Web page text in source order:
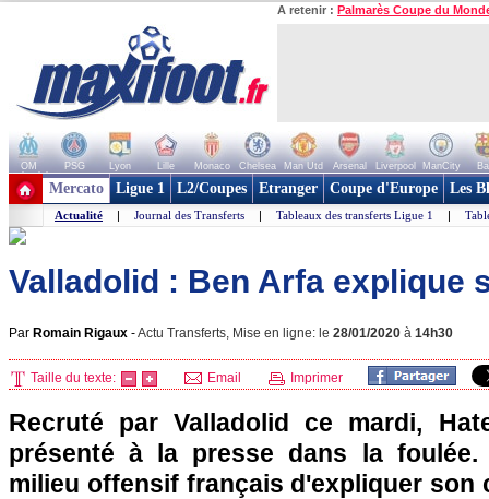
A retenir : Palmarès Coupe du
OM PSG Lyon Lille Monaco Chelsea Man Utd Arsenal Liverpool ManCity
+ de clubs
Mercato Ligue 1 L2/Coupes Etranger Coupe d'Europe Les
Actualité | Journal des Transferts | Tableaux des transferts Ligue 1 |
Valladolid : Ben Arfa explique
Par Romain Rigaux -Actu Transferts, Mise en ligne: le 28/01/2020 à 14h30
Taille du texte: Email Imprimer
Recruté par Valladolid ce mardi,
présenté à la presse dans la
milieu offensif français d'expliquer son